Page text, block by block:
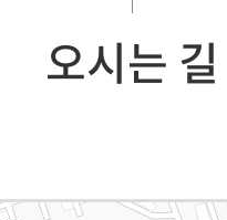
오시는 길